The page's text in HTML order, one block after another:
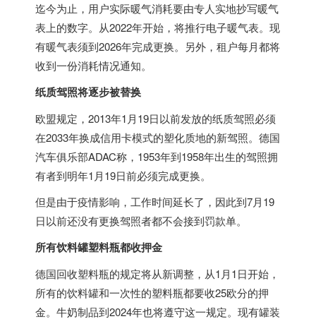
迄今为止，用户实际暖气消耗要由专人实地抄写暖气
表上的数字。从2022年开始，将推行电子暖气表。现
有暖气表须到2026年完成更换。另外，租户每月都将
收到一份消耗情况通知。
纸质驾照将逐步被替换
欧盟规定，2013年1月19日以前发放的纸质驾照必须
在2033年换成信用卡模式的塑化质地的新驾照。 德国
汽车俱乐部ADAC称，1953年到1958年出生的驾照拥
有者到明年1月19日前必须完成更换。
但是由于疫情影响，工作时间延长了，因此到7月19
日以前还没有更换驾照者都不会接到罚款单。
所有饮料罐塑料瓶都收押金
德国回收塑料瓶的规定将从新调整，从1月1日开始，
所有的饮料罐和一次性的塑料瓶都要收25欧分的押
金。牛奶制品到2024年也将遵守这一规定。现有罐装